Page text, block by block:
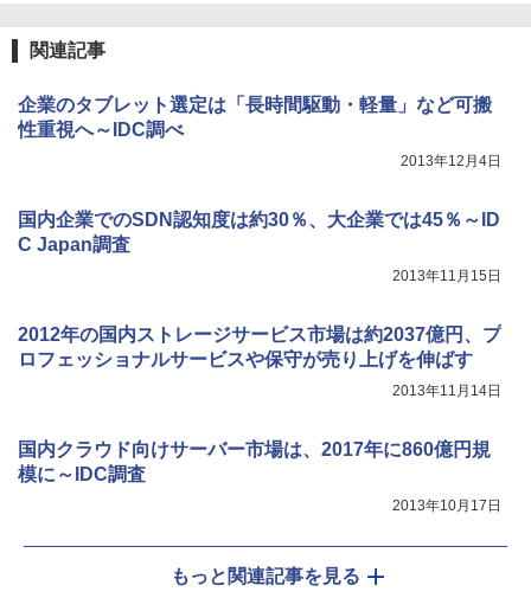
関連記事
企業のタブレット選定は「長時間駆動・軽量」など可搬
性重視へ～IDC調べ
2013年12月4日
国内企業でのSDN認知度は約30％、大企業では45％～ID
C Japan調査
2013年11月15日
2012年の国内ストレージサービス市場は約2037億円、プ
ロフェッショナルサービスや保守が売り上げを伸ばす
2013年11月14日
国内クラウド向けサーバー市場は、2017年に860億円規
模に～IDC調査
2013年10月17日
もっと関連記事を見る